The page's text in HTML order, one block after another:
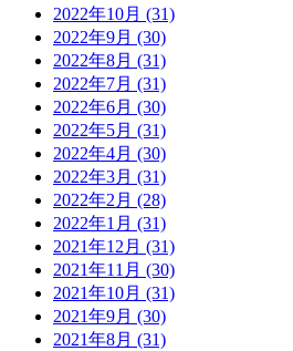
2022年10月 (31)
2022年9月 (30)
2022年8月 (31)
2022年7月 (31)
2022年6月 (30)
2022年5月 (31)
2022年4月 (30)
2022年3月 (31)
2022年2月 (28)
2022年1月 (31)
2021年12月 (31)
2021年11月 (30)
2021年10月 (31)
2021年9月 (30)
2021年8月 (31)